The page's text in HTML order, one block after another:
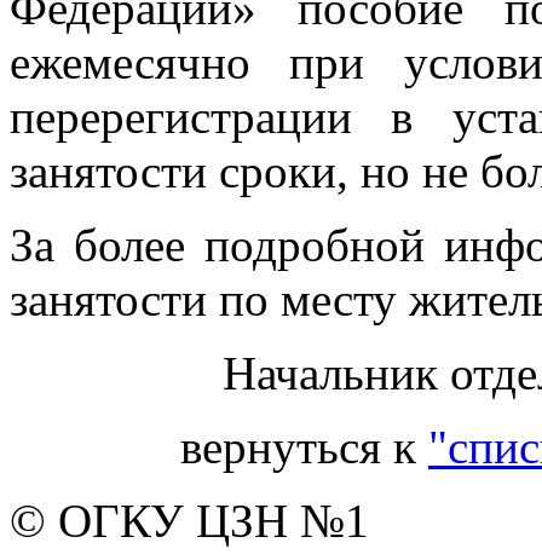
ежемесячно при
перерегистрации в
занятости сроки, но не
За более подробной
занятости по месту
Начальник
вернуться к
© ОГКУ ЦЗН №1